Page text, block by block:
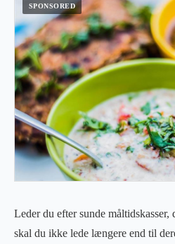
Leder du efter sunde
skal du ikke lede længere end til